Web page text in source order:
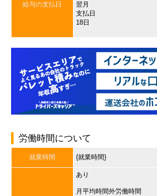
給与の支払日
翌月
支払日
18日
労働時間について
就業時間 {就業時間}
あり
月平均時間外労働時間